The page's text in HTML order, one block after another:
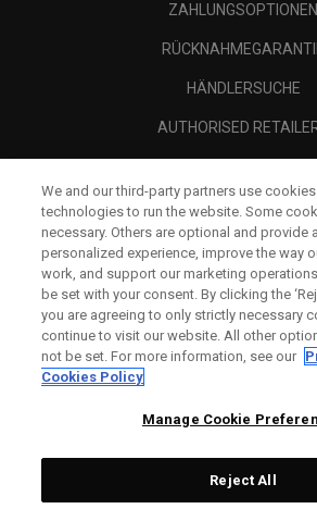
ZAHLUNGSOPTIONEN
HÄNDLERSUCHE
AUTHORISED
RECHTLICHES-
We and our third-party partners use
technologies to run the website. Some
necessary. Others are optional and provide
personalized experience, improve the way
work, and support our marketing
be set with your consent. By clicking the
you are agreeing to only strictly necessary
continue to visit our website. All other
not be set. For more information, see our
Cookies Policy
Manage Cookie
Reject All